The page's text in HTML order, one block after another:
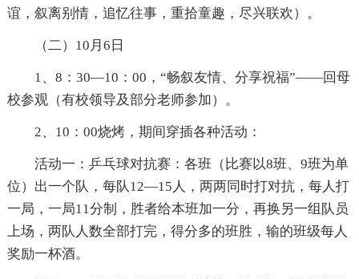
谊，叙离别情，追忆往事，重拾童趣，尽兴联欢）。
（二）10月6日
1、8：30—10：00，“畅叙友情、分享祝福”——回母
校参观（有校领导及部分老师参加）。
2、10：00烧烤，期间穿插各种活动：
活动一：乒乓球对抗赛：各班（比赛以8班、9班为单
位）出一个队，每队12—15人，两两同时打对抗，每人打
一局，一局11分制，胜者给本班加一分，再换另一组队员
上场，两队人数全部打完，得分多的班胜，输的班级每人
奖励一杯酒。